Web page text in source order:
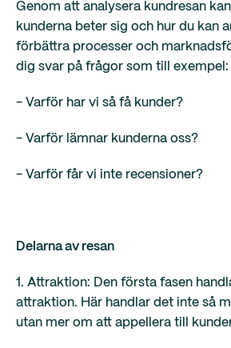
Genom att analysera kundresan
kunderna beter sig och hur du kan
förbättra processer och
dig svar på frågor som till exempel:
- Varför har vi så få kunder?
- Varför lämnar kunderna oss?
- Varför får vi inte recensioner?
Delarna av resan
1. Attraktion: Den första fasen
attraktion. Här handlar det inte så
utan mer om att appellera till